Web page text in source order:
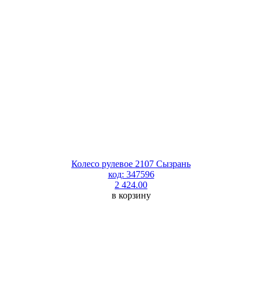
Колесо рулевое 2107 Сызрань
код: 347596
2 424.00
в корзину